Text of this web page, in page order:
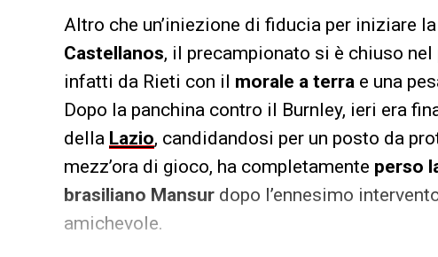
Altro che un’iniezione di fiducia per iniziare
Castellanos, il precampionato si è chiuso
infatti da Rieti con il morale a terra e una
Dopo la panchina contro il Burnley, ieri era
della Lazio, candidandosi per un posto da
mezz’ora di gioco, ha completamente perso
brasiliano Mansur dopo l’ennesimo
amichevole.